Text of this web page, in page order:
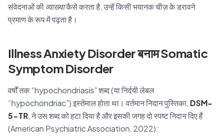
संवेदनाओं कीव्याख्याकैसे करता है, उन्हें किसी भयानक चीज़ के डरावने
प्रमाण के रूप में पढ़ता है।
Illness Anxiety Disorder बनाम Somatic
Symptom Disorder
वर्षों तक “hypochondriasis” शब्द (या निर्दयी लेबल
“hypochondriac”) इस्तेमाल होता था। वर्तमान निदान पुस्तिका, DSM-
5-TR, ने उस शब्द को हटा दिया है और इसकी जगह दो स्पष्ट निदान दिए हैं
(American Psychiatric Association, 2022):